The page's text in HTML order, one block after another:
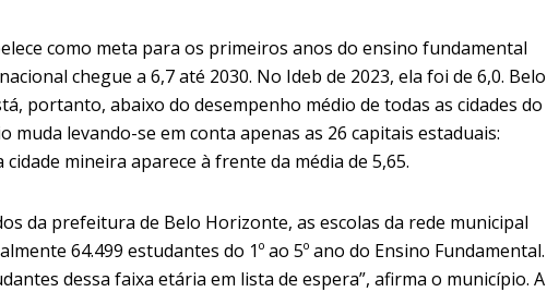
como meta para os primeiros anos do ensino fundamental
chegue a 6,7 até 2030. No Ideb de 2023, ela foi de 6,0. Belo
portanto, abaixo do desempenho médio de todas as cidades do
muda levando-se em conta apenas as 26 capitais estaduais:
cidade mineira aparece à frente da média de 5,65.
da prefeitura de Belo Horizonte, as escolas da rede municipal
64.499 estudantes do 1º ao 5º ano do Ensino Fundamental.
dessa faixa etária em lista de espera”, afirma o município. A